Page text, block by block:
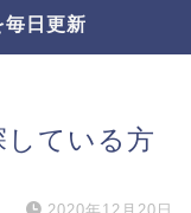
毎日更新
ている方